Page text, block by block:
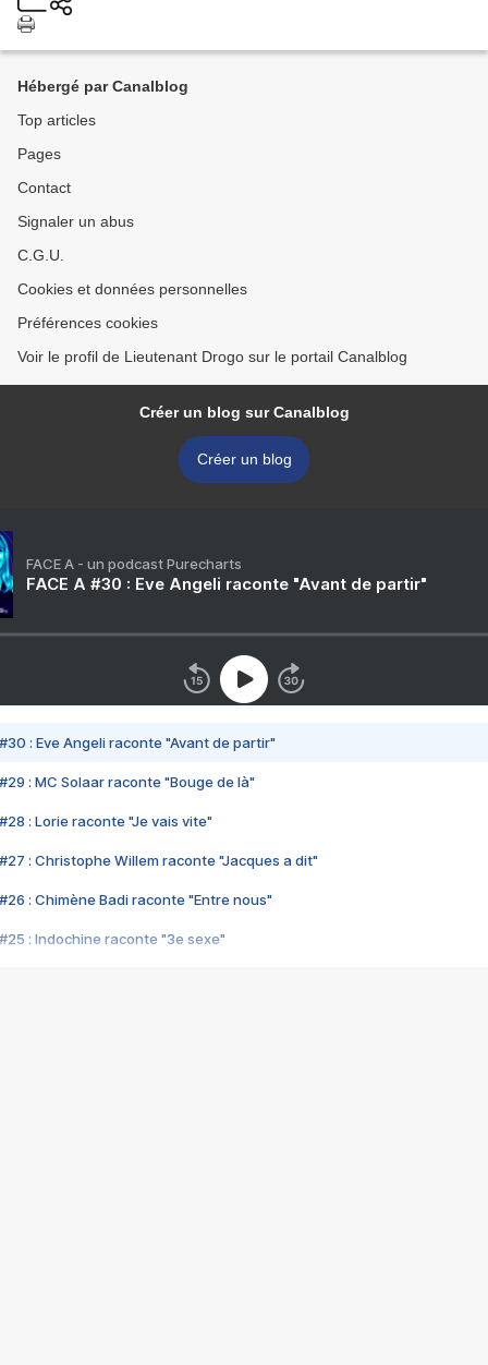
Hébergé par Canalblog
Top articles
Pages
Contact
Signaler un abus
C.G.U.
Cookies et données personnelles
Préférences cookies
Voir le profil de Lieutenant Drogo sur le portail Canalblog
Créer un blog sur Canalblog
Créer un blog
FACE A - un podcast Purecharts
FACE A #30 : Eve Angeli raconte "Avant de partir"
#30 : Eve Angeli raconte "Avant de partir"
#29 : MC Solaar raconte "Bouge de là"
#28 : Lorie raconte "Je vais vite"
#27 : Christophe Willem raconte "Jacques a dit"
#26 : Chimène Badi raconte "Entre nous"
#25 : Indochine raconte "3e sexe"